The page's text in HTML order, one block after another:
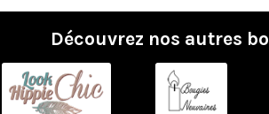
Découvrez nos autres